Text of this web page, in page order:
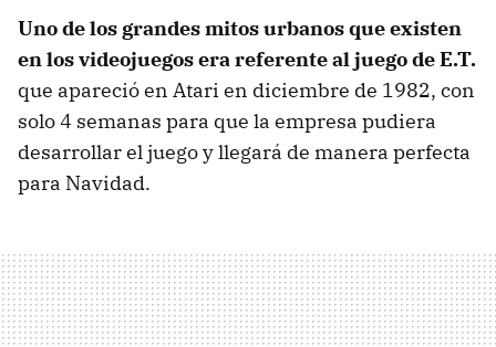
Uno de los grandes mitos urbanos que existen
en los videojuegos era referente al juego de E.T.
que apareció en Atari en diciembre de 1982, con
solo 4 semanas para que la empresa pudiera
desarrollar el juego y llegará de manera perfecta
para Navidad.